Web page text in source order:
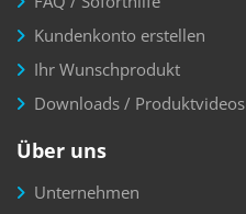
Kundenkonto erstellen
Ihr Wunschprodukt
Downloads / Produktvideos
Über uns
Unternehmen